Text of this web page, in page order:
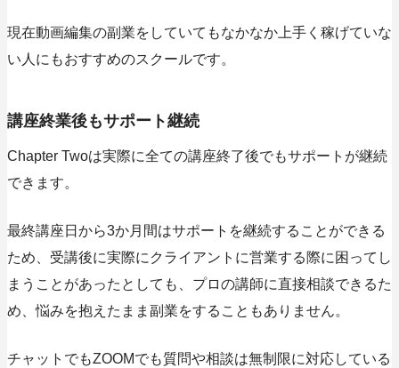
現在動画編集の副業をしていてもなかなか上手く稼げていな
い人にもおすすめのスクールです。
講座終業後もサポート継続
Chapter Twoは実際に全ての講座終了後でもサポートが継続
できます。
最終講座日から3か月間はサポートを継続することができる
ため、受講後に実際にクライアントに営業する際に困ってし
まうことがあったとしても、プロの講師に直接相談できるた
め、悩みを抱えたまま副業をすることもありません。
チャットでもZOOMでも質問や相談は無制限に対応している